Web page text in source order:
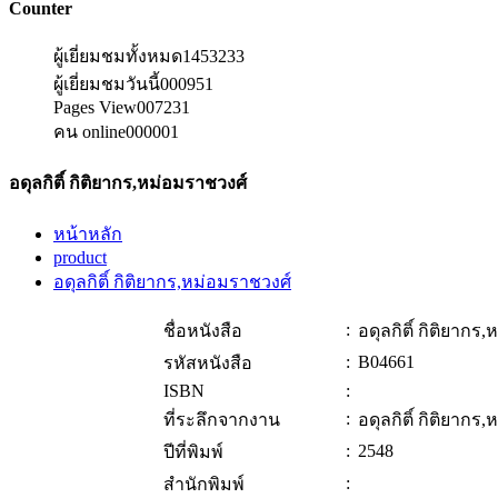
Counter
ผู้เยี่ยมชมทั้งหมด1453233
ผู้เยี่ยมชมวันนี้000951
Pages View007231
คน online000001
อดุลกิติ์ กิติยากร,หม่อมราชวงศ์
หน้าหลัก
product
อดุลกิติ์ กิติยากร,หม่อมราชวงศ์
ชื่อหนังสือ : อดุลกิติ์ กิติยากร,
รหัสหนังสือ
: B04661
ISBN
:
ที่ระลึกจากงาน
: อดุลกิติ์ กิติยากร,
ปีที่พิมพ์
: 2548
สำนักพิมพ์
: